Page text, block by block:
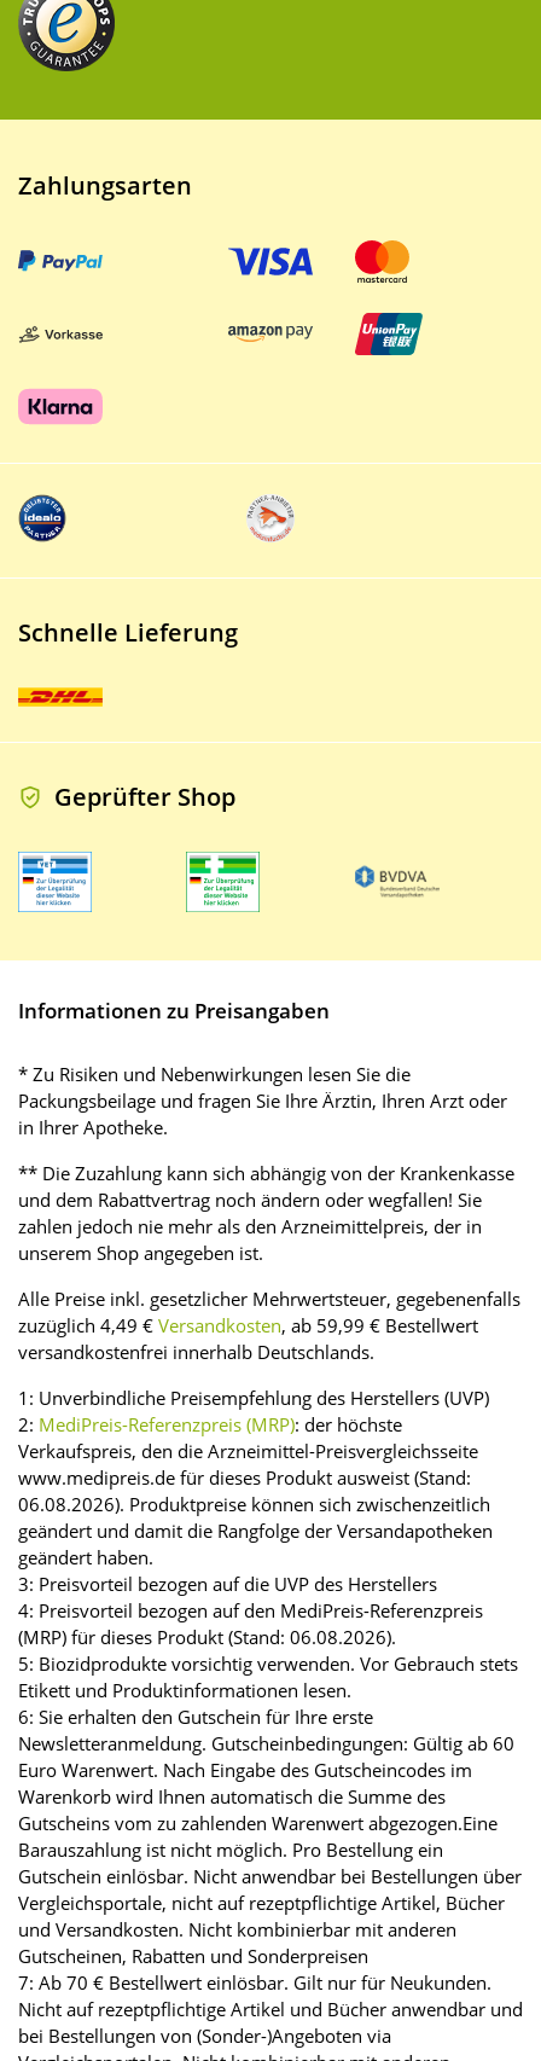
Zahlungsarten
Schnelle Lieferung
Geprüfter Shop
Informationen zu Preisangaben
* Zu Risiken und Nebenwirkungen lesen Sie die
Packungsbeilage und fragen Sie Ihre Ärztin, Ihren Arzt oder
in Ihrer Apotheke.
** Die Zuzahlung kann sich abhängig von der Krankenkasse
und dem Rabattvertrag noch ändern oder wegfallen! Sie
zahlen jedoch nie mehr als den Arzneimittelpreis, der in
unserem Shop angegeben ist.
Alle Preise inkl. gesetzlicher Mehrwertsteuer, gegebenenfalls
zuzüglich 4,49 € Versandkosten, ab 59,99 € Bestellwert
versandkostenfrei innerhalb Deutschlands.
1: Unverbindliche Preisempfehlung des Herstellers (UVP)
2: MediPreis-Referenzpreis (MRP): der höchste
Verkaufspreis, den die Arzneimittel-Preisvergleichsseite
www.medipreis.de für dieses Produkt ausweist (Stand:
06.08.2026). Produktpreise können sich zwischenzeitlich
geändert und damit die Rangfolge der Versandapotheken
geändert haben.
3: Preisvorteil bezogen auf die UVP des Herstellers
4: Preisvorteil bezogen auf den MediPreis-Referenzpreis
(MRP) für dieses Produkt (Stand: 06.08.2026).
5: Biozidprodukte vorsichtig verwenden. Vor Gebrauch stets
Etikett und Produktinformationen lesen.
6: Sie erhalten den Gutschein für Ihre erste
Newsletteranmeldung. Gutscheinbedingungen: Gültig ab 60
Euro Warenwert. Nach Eingabe des Gutscheincodes im
Warenkorb wird Ihnen automatisch die Summe des
Gutscheins vom zu zahlenden Warenwert abgezogen.Eine
Barauszahlung ist nicht möglich. Pro Bestellung ein
Gutschein einlösbar. Nicht anwendbar bei Bestellungen über
Vergleichsportale, nicht auf rezeptpflichtige Artikel, Bücher
und Versandkosten. Nicht kombinierbar mit anderen
Gutscheinen, Rabatten und Sonderpreisen
7: Ab 70 € Bestellwert einlösbar. Gilt nur für Neukunden.
Nicht auf rezeptpflichtige Artikel und Bücher anwendbar und
bei Bestellungen von (Sonder-)Angeboten via